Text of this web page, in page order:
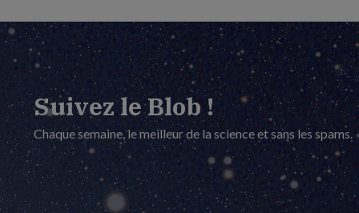
Suivez le Blob !
Chaque semaine, le meilleur de la science et sans les spams.